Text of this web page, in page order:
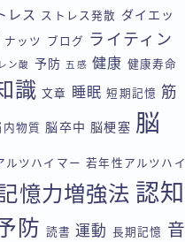
レス ストレス発散 ダイエッ
ナッツ ブログ
ライティン
ン酸 予防 五感 健康 健康寿命
識 文章 睡眠 短期記憶 筋
内物質 脳卒中 脳梗塞 脳
ルツハイマー 若年性アルツハイ
憶力増強法 認知
防 読書 運動 長期記憶
音